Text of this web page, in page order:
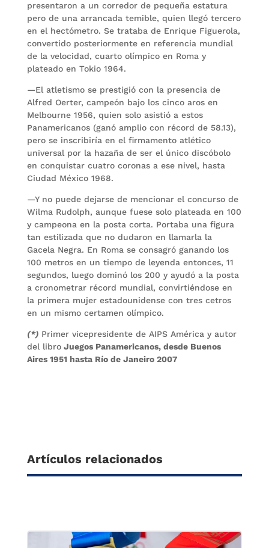
presentaron a un corredor de pequeña estatura
pero de una arrancada temible, quien llegó tercero
en el hectómetro. Se trataba de Enrique Figuerola,
convertido posteriormente en referencia mundial
de la velocidad, cuarto olímpico en Roma y
plateado en Tokio 1964.
—El atletismo se prestigió con la presencia de
Alfred Oerter, campeón bajo los cinco aros en
Melbourne 1956, quien solo asistió a estos
Panamericanos (ganó amplio con récord de 58.13),
pero se inscribiría en el firmamento atlético
universal por la hazaña de ser el único discóbolo
en conquistar cuatro coronas a ese nivel, hasta
Ciudad México 1968.
—Y no puede dejarse de mencionar el concurso de
Wilma Rudolph, aunque fuese solo plateada en 100
y campeona en la posta corta. Portaba una figura
tan estilizada que no dudaron en llamarla la
Gacela Negra. En Roma se consagró ganando los
100 metros en un tiempo de leyenda entonces, 11
segundos, luego dominó los 200 y ayudó a la posta
a cronometrar récord mundial, convirtiéndose en
la primera mujer estadounidense con tres cetros
en un mismo certamen olímpico.
(*) Primer vicepresidente de AIPS América y autor
del libroJuegos Panamericanos, desde Buenos
Aires 1951 hasta Río de Janeiro 2007
Artículos relacionados